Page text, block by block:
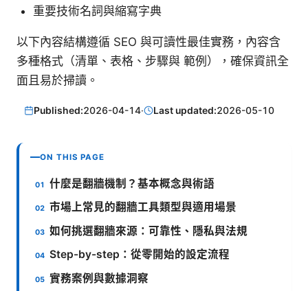
重要技術名詞與縮寫字典
以下內容結構遵循 SEO 與可讀性最佳實務，內容含
多種格式（清單、表格、步驟與 範例），確保資訊全
面且易於掃讀。
Published:2026-04-14· Last updated:2026-05-10
ON THIS PAGE
什麼是翻牆機制？基本概念與術語
市場上常見的翻牆工具類型與適用場景
如何挑選翻牆來源：可靠性、隱私與法規
Step-by-step：從零開始的設定流程
實務案例與數據洞察